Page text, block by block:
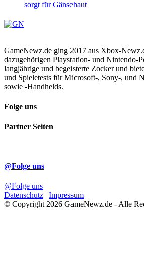
sorgt für Gänsehaut
GameNewz.de ging 2017 aus Xbox-
dazugehörigen Playstation- und Nintendo-
langjährige und begeisterte Zocker und
und Spieletests für Microsoft-, Sony-, und
sowie -Handhelds.
Folge uns
Partner Seiten
@Folge uns
@Folge uns
Datenschutz | Impressum
© Copyright 2026 GameNewz.de - Alle